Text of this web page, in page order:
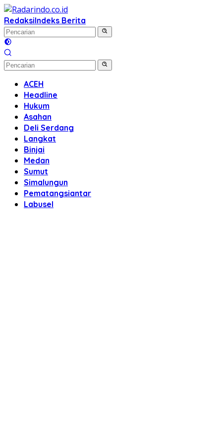
Langsung
ke
konten
RedaksiIndeks Berita
ACEH
Headline
Hukum
Asahan
Deli Serdang
Langkat
Binjai
Medan
Sumut
Simalungun
Pematangsiantar
Labusel